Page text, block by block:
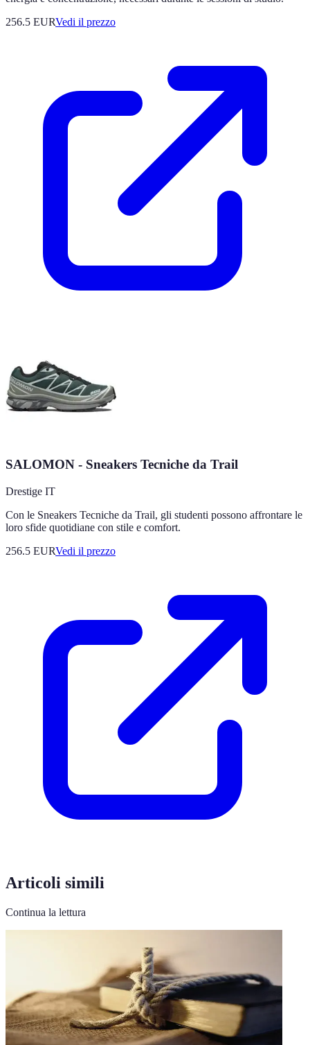
256.5 EURVedi il prezzo
SALOMON - Sneakers Tecniche da Trail
Drestige IT
Con le Sneakers Tecniche da Trail, gli studenti possono affrontare le
loro sfide quotidiane con stile e comfort.
256.5 EURVedi il prezzo
Articoli simili
Continua la lettura